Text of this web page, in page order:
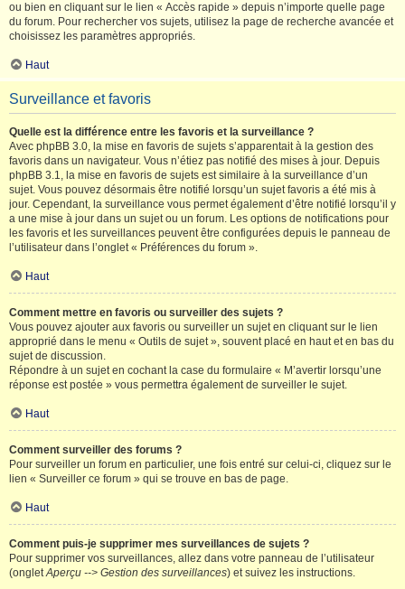
ou bien en cliquant sur le lien « Accès rapide » depuis n’importe quelle page
du forum. Pour rechercher vos sujets, utilisez la page de recherche avancée et
choisissez les paramètres appropriés.
Haut
Surveillance et favoris
Quelle est la différence entre les favoris et la surveillance ?
Avec phpBB 3.0, la mise en favoris de sujets s’apparentait à la gestion des
favoris dans un navigateur. Vous n’étiez pas notifié des mises à jour. Depuis
phpBB 3.1, la mise en favoris de sujets est similaire à la surveillance d’un
sujet. Vous pouvez désormais être notifié lorsqu’un sujet favoris a été mis à
jour. Cependant, la surveillance vous permet également d’être notifié lorsqu’il y
a une mise à jour dans un sujet ou un forum. Les options de notifications pour
les favoris et les surveillances peuvent être configurées depuis le panneau de
l’utilisateur dans l’onglet « Préférences du forum ».
Haut
Comment mettre en favoris ou surveiller des sujets ?
Vous pouvez ajouter aux favoris ou surveiller un sujet en cliquant sur le lien
approprié dans le menu « Outils de sujet », souvent placé en haut et en bas du
sujet de discussion.
Répondre à un sujet en cochant la case du formulaire « M’avertir lorsqu’une
réponse est postée » vous permettra également de surveiller le sujet.
Haut
Comment surveiller des forums ?
Pour surveiller un forum en particulier, une fois entré sur celui-ci, cliquez sur le
lien « Surveiller ce forum » qui se trouve en bas de page.
Haut
Comment puis-je supprimer mes surveillances de sujets ?
Pour supprimer vos surveillances, allez dans votre panneau de l’utilisateur
(ongletAperçu --> Gestion des surveillances) et suivez les instructions.